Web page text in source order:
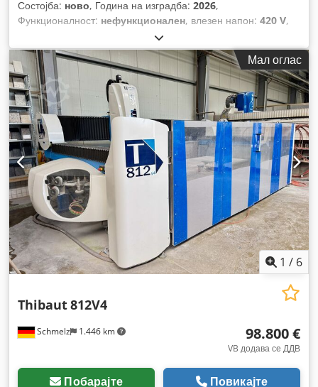
Состојба: ново, Година на изградба: 2026,
Функционалност: нефункционален, влезен напон: 420 V,
, тип на влезен струја:
трифазен, растојание на движење на Х-оската:4.300 мм,
движење по оската Y:6.680 мм , број на оски:9, број на
слотови во магазин за алати:15, вкупна висина:4.100 мм,
вкупна должина:7.920 мм , вкупна ширина:9.000 мм,
вкупна тежина:
18.000 кг, Опрема:
Ознака CE,
документација / прирачник,
Мал оглас
1 / 6
Schmelz 1.446 km
Thibaut812V4
98.800 €
VB додава се ДДВ
Побарајте Повикајте